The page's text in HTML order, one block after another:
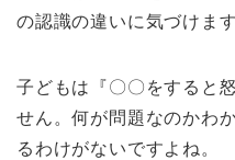
の認識の違いに気づけま
子どもは『〇〇をすると
せん。何が問題なのかわ
るわけがないですよね。